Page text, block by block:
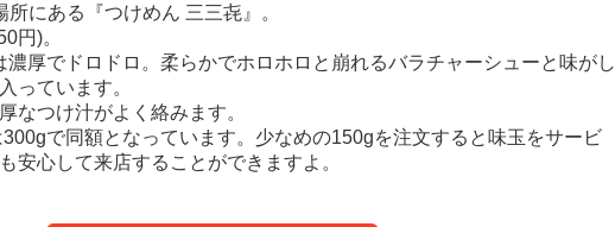
にある『つけめん 三三㐂』。
円)。
厚でドロドロ。柔らかでホロホロと崩れるバラチャーシューと味がし
っています。
なつけ汁がよく絡みます。
で同額となっています。少なめの150gを注文すると味玉をサービ
安心して来店することができますよ。